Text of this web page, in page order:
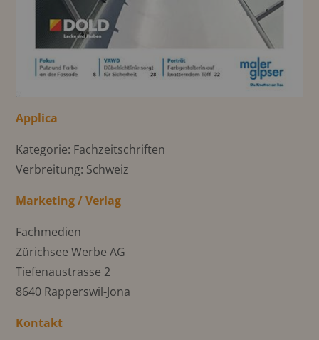
Applica
Kategorie: Fachzeitschriften
Verbreitung: Schweiz
Marketing / Verlag
Fachmedien
Zürichsee Werbe AG
Tiefenaustrasse 2
8640 Rapperswil-Jona
Kontakt